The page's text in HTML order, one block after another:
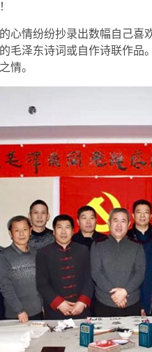
心情纷纷抄录出数幅自己喜
毛泽东诗词或自作诗联作品
情。